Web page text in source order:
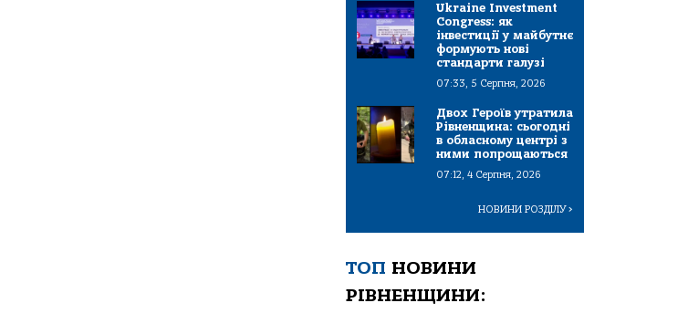
Ukraine Investment
Congress: як
інвестиції у майбутнє
формують нові
стандарти галузі
07:33, 5 Серпня, 2026
Двох Героїв утратила
Рівненщина: сьогодні
в обласному центрі з
ними попрощаються
07:12, 4 Серпня, 2026
НОВИНИ РОЗДІЛУ>
ТОП НОВИНИ
РІВНЕНЩИНИ: